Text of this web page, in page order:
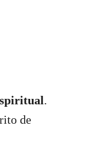
.
de